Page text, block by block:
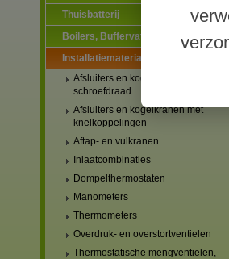
Thuisbatterij
Boilers, Buffervaten en toebehoren
Installatiematerialen
Afsluiters en kogelkranen met
schroefdraad
Afsluiters en kogelkranen met
knelkoppelingen
Aftap- en vulkranen
Inlaatcombinaties
Dompelthermostaten
Manometers
Thermometers
Overdruk- en overstortventielen
Thermostatische mengventielen,